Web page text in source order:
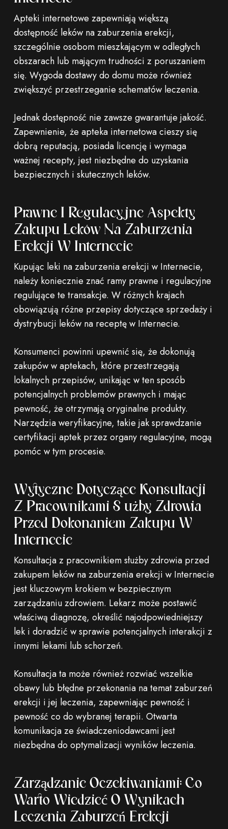
Apteki internetowe zapewniają większą
dostępność leków na zaburzenia erekcji,
szczególnie osobom mieszkającym w odległych
obszarach lub mającym trudności z poruszaniem
się. Wygoda dostawy do domu może również
zwiększyć przestrzeganie schematów leczenia.
Jednak dostępność nie zawsze gwarantuje jakość.
Zapewnienie, że apteka internetowa cieszy się
dobrą reputacją, posiada licencję i wymaga
ważnej recepty, jest niezbędne do uzyskania
bezpiecznych i skutecznych leków.
Prawne I Regulacyjne Aspekty
Zakupu Leków Na Zaburzenia
Erekcji W Internecie
Kupując leki na zaburzenia erekcji w Internecie,
należy koniecznie znać ramy prawne i regulacyjne
regulujące te transakcje. W różnych krajach
obowiązują różne przepisy dotyczące sprzedaży i
dystrybucji leków na receptę w Internecie.
Konsumenci powinni upewnić się, że dokonują
zakupów w aptekach, które przestrzegają
lokalnych przepisów, unikając w ten sposób
potencjalnych problemów prawnych i mając
pewność, że otrzymają oryginalne produkty.
Narzędzia weryfikacyjne, takie jak sprawdzanie
certyfikacji aptek przez organy regulacyjne, mogą
pomóc w tym procesie.
Wytyczne Dotyczące Konsultacji
Z Pracownikami Służby Zdrowia
Przed Dokonaniem Zakupu W
Internecie
Konsultacja z pracownikiem służby zdrowia przed
zakupem leków na zaburzenia erekcji w Internecie
jest kluczowym krokiem w bezpiecznym
zarządzaniu zdrowiem. Lekarz może postawić
właściwą diagnozę, określić najodpowiedniejszy
lek i doradzić w sprawie potencjalnych interakcji z
innymi lekami lub schorzeń.
Konsultacja ta może również rozwiać wszelkie
obawy lub błędne przekonania na temat zaburzeń
erekcji i jej leczenia, zapewniając pewność i
pewność co do wybranej terapii. Otwarta
komunikacja ze świadczeniodawcami jest
niezbędna do optymalizacji wyników leczenia.
Zarządzanie Oczekiwaniami: Co
Warto Wiedzieć O Wynikach
Leczenia Zaburzeń Erekcji